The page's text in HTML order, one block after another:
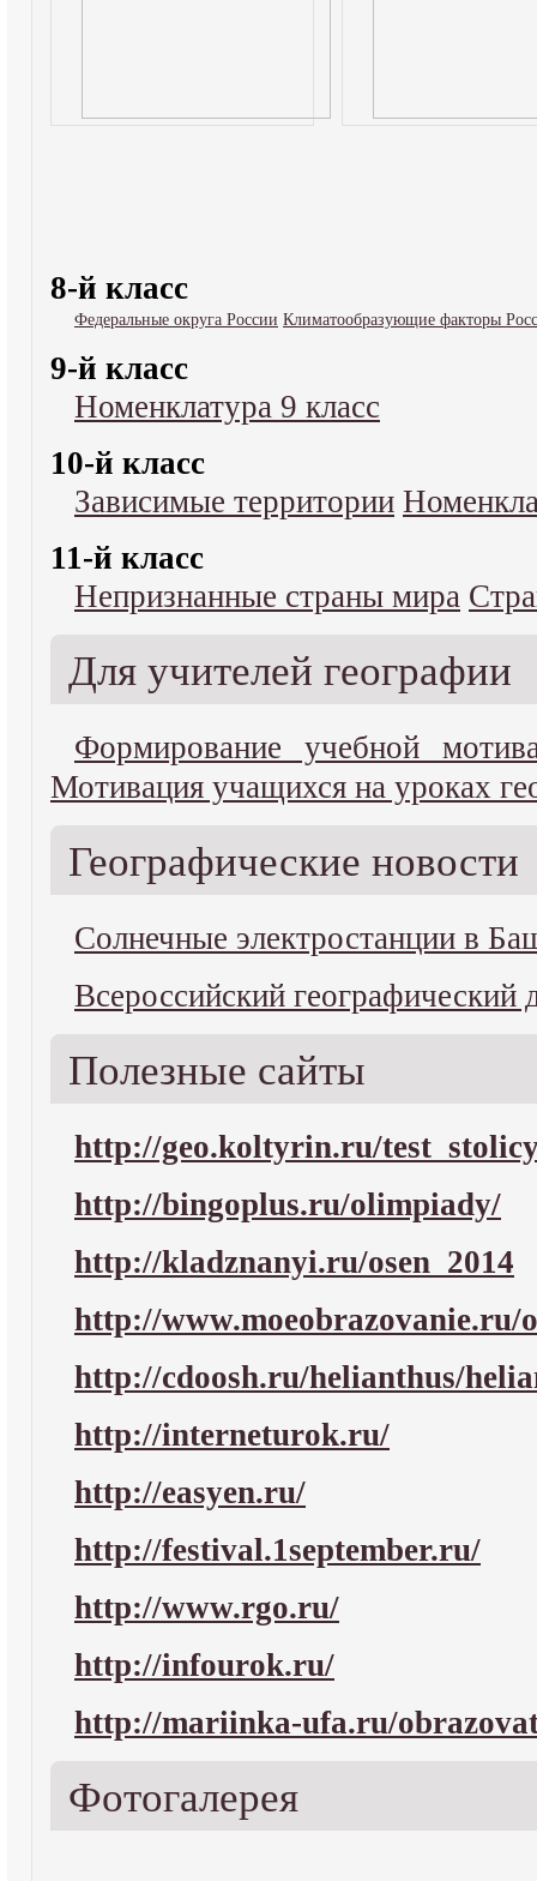
8-й класс
Федеральные округа России Климатообразующие факторы
9-й класс
Номенклатура 9 класс
10-й класс
Зависимые территории
11-й класс
Непризнанные страны мира
Для учителей географии
Формирование учебной
Мотивация учащихся на уроках
Географические новости
Cолнечные электростанции в
Всероссийский географический
Полезные сайты
http://geo.koltyrin.ru/
http://bingoplus.ru/olimpiady/
http://kladznanyi.ru/osen_2014
http://www.moeobrazovanie.ru/
http://cdoosh.ru/helianthus/
http://interneturok.ru/
http://easyen.ru/
http://festival.1september.ru/
http://www.rgo.ru/
http://infourok.ru/
http://mariinka-ufa.ru/
Фотогалерея